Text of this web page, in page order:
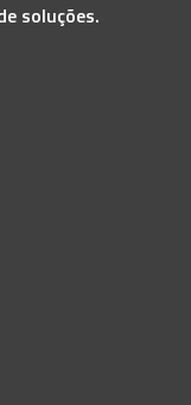
soluções.